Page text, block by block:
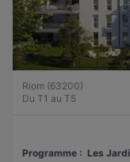
Riom (63200)
Du T1 au T5
Programme : Les